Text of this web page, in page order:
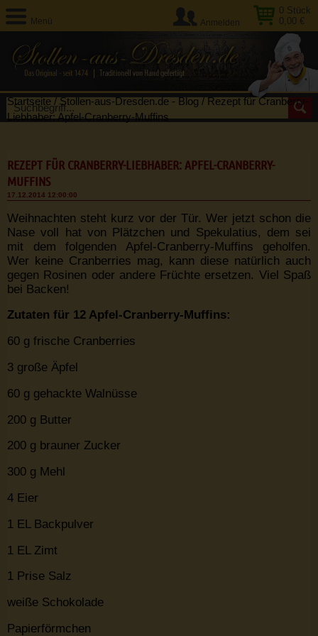
Menü
0 Stück
0,00 €
Anmelden
Startseite /Stollen-aus-Dresden.de - Blog /Rezept für Cranberry-
Liebhaber: Apfel-Cranberry-Muffins
REZEPT FÜR CRANBERRY-LIEBHABER: APFEL-CRANBERRY-
MUFFINS
17.12.2014 12:00:00
Weihnachten steht kurz vor der Tür. Wer jetzt schon die
Nase voll hat von Plätzchen und Spekulatius, dem sei
mit dem folgenden Apfel-Cranberry-Muffins geholfen.
Wer keine Cranberries mag, kann diese natürlich auch
gegen Rosinen oder andere Früchte ersetzen. Viel Spaß
bei Backen!
Zutaten für 12 Apfel-Cranberry-Muffins:
60 g frische Cranberries
3 große Äpfel
60 g gehackte Walnüsse
200 g Butter
200 g brauner Zucker
300 g Mehl
4 Eier
1 EL Backpulver
1 EL Zimt
1 Prise Salz
weiße Schokolade
Papierförmchen